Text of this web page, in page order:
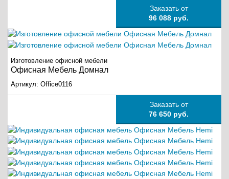
Заказать от
96 088 руб.
Изготовление офисной мебели
Офисная Мебель Домнал
Артикул: Office0116
Заказать от
76 650 руб.